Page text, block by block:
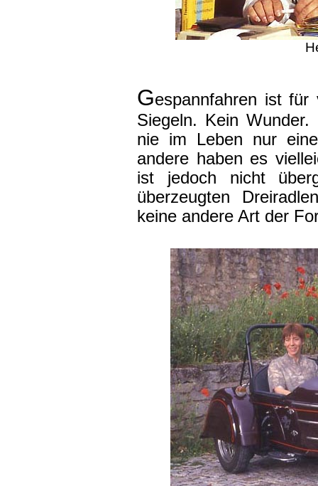
Gespannfahren ist
Siegeln. Kein
nie im Leben nur
andere haben es
ist jedoch nicht
überzeugten
keine andere Art der